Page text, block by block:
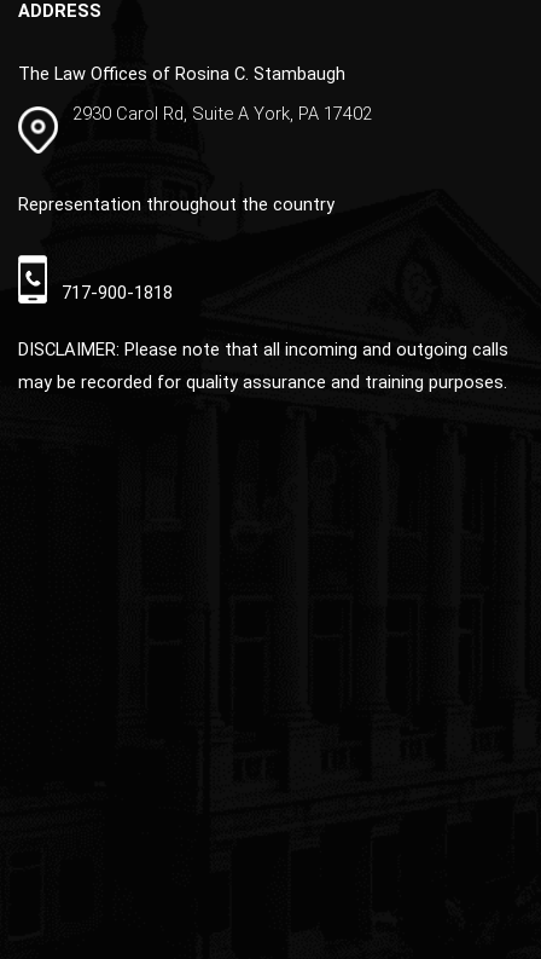
e
ADDRESS
The Law Offices of Rosina C. Stambaugh
2930 Carol Rd, Suite A York, PA 17402
Representation throughout the country
717-900-1818
DISCLAIMER: Please note that all incoming and outgoing calls
may be recorded for quality assurance and training purposes.